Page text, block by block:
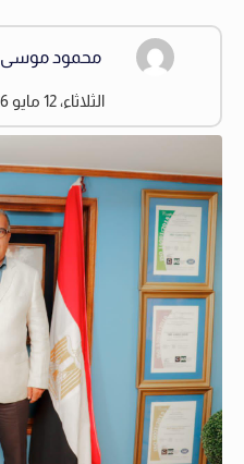
محمود موسى
الثلاثاء، 12 مايو 2026 03:42 مساءً